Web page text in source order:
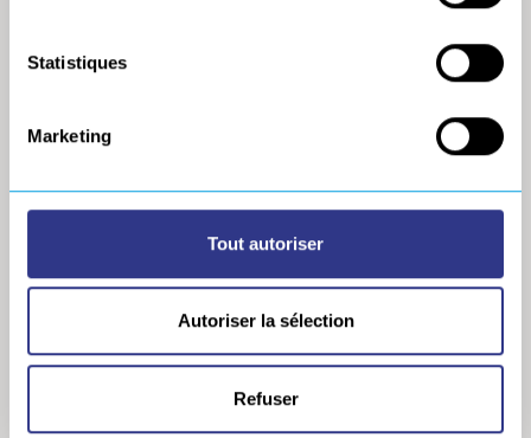
Statistiques
Marketing
Tout autoriser
Autoriser la sélection
Refuser
SOCIÉTÉ
Nos distributeurs
Recrutement
Politique Générale de
SERVICAM,
supervision et
monitoring du
soudage
FLATMAG 2